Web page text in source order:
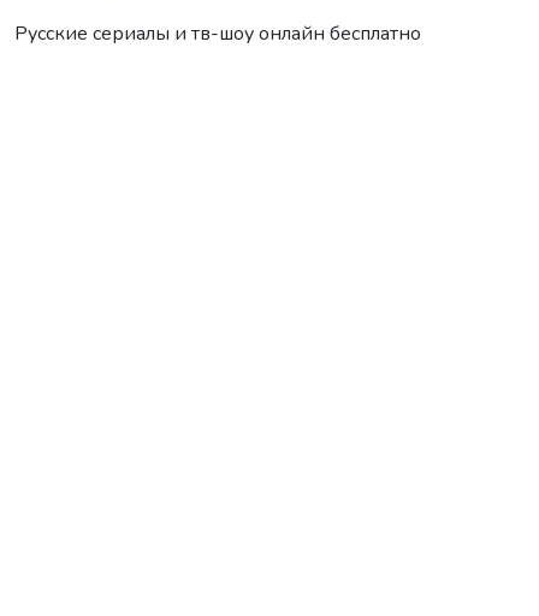
Русские сериалы и тв-шоу онлайн бесплатно